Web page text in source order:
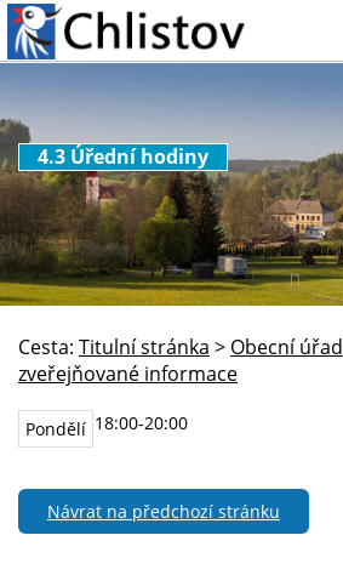
4.3 Úřední hodiny
Cesta: Titulní stránka > Obecní úřad
zveřejňované informace
Pondělí 18:00-20:00
Návrat na předchozí stránku